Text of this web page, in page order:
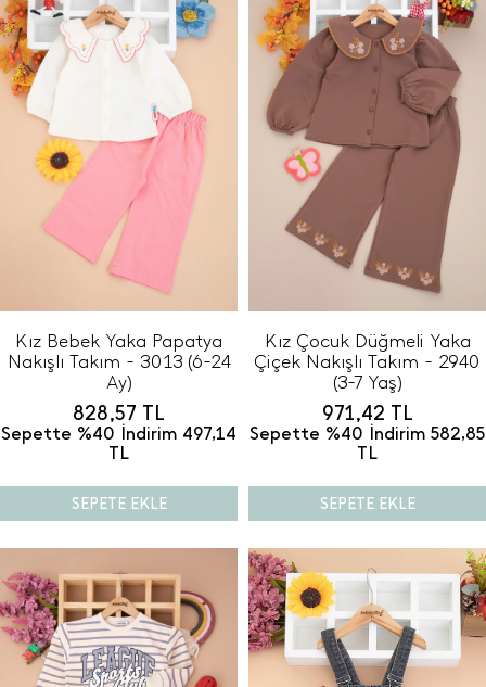
Kız Bebek Yaka Papatya
Nakışlı Takım - 3013 (6-24
Ay)
828,57 TL
Sepette %40 İndirim 497,14
TL
SEPETE EKLE
Kız Çocuk Düğmeli Yaka
Çiçek Nakışlı Takım - 2940
(3-7 Yaş)
971,42 TL
Sepette %40 İndirim 582,85
TL
SEPETE EKLE